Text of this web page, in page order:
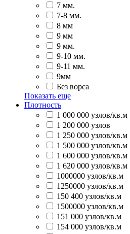
7 мм.
7-8 мм.
8 мм
9 мм
9 мм.
9-10 мм.
9-11 мм.
9мм
Без ворса
Показать еще
Плотность
1 000 000 узлов/кв.м
1 200 000 узлов
1 250 000 узлов/кв.м
1 500 000 узлов/кв.м
1 600 000 узлов/кв.м
1 620 000 узлов/кв.м
1000000 узлов/кв.м
1250000 узлов/кв.м
150 400 узлов/кв.м
1500000 узлов/кв.м
151 000 узлов/кв.м
154 000 узлов/кв.м